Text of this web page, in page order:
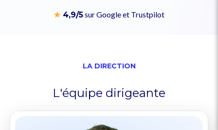
★4,9/5sur Google et Trustpilot
LA DIRECTION
L'équipe dirigeante